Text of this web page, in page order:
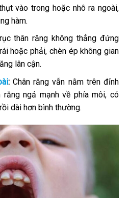
vào trong hoặc nhô ra ngoài,
hàm.
thân răng không thẳng đứng
hoặc phải, chèn ép không gian
lân cận.
:Chân răng vẫn nằm trên đỉnh
răng ngả mạnh về phía môi, có
dài hơn bình thường.